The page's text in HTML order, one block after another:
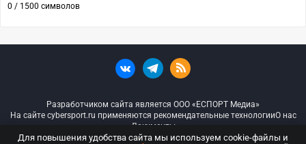
0 / 1500 символов
Разработчиком сайта является ООО «ЕСПОРТ Медиа»
На сайте cybersport.ru применяются рекомендательные технологииО нас
Документы
Для повышения удобства сайта мы используем cookie-файлы и